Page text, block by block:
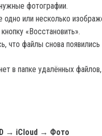
фотографии.
одно или несколько
«Восстановить».
что файлы снова
в папке удалённых
→ iCloud → Фото